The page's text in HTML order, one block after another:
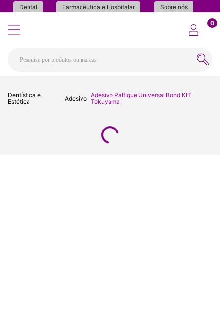
Dental Farmacêutica e Hospitalar Sobre nós
0
Dentística e
Estética
Adesivo Adesivo Palfique Universal Bond KIT
Tokuyama